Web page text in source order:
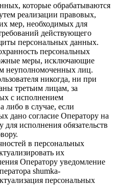
которые обрабатываются
реализации правовых,
мер, необходимых для
действующего
персональных данных.
персональных
меры, исключающие
неуполномоченных лиц.
никогда, ни при
третьим лицам, за
с исполнением
либо в случае, если
дано согласие Оператору на
исполнения обязательств
в персональных
их
Оператору уведомление
shumka-
персональных